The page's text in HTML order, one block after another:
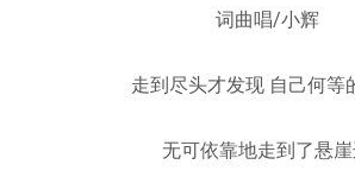
词曲唱/小辉
走到尽头才发现 自己何等
无可依靠地走到了悬崖